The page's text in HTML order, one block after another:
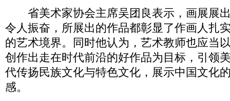
省美术家协会主席吴团良表示，画展展
令人振奋，所展出的作品都彰显了作画人扎
的艺术境界。同时他认为，艺术教师也应当
创作出走在时代前沿的好作品为目标，引领
代传扬民族文化与特色文化，展示中国文化
感。